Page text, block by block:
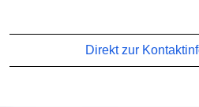
Direkt zur